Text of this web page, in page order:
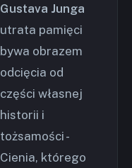
Gustava Junga
utrata pamięci
bywa obrazem
odcięcia od
części własnej
historii i
tożsamości -
Cienia, którego